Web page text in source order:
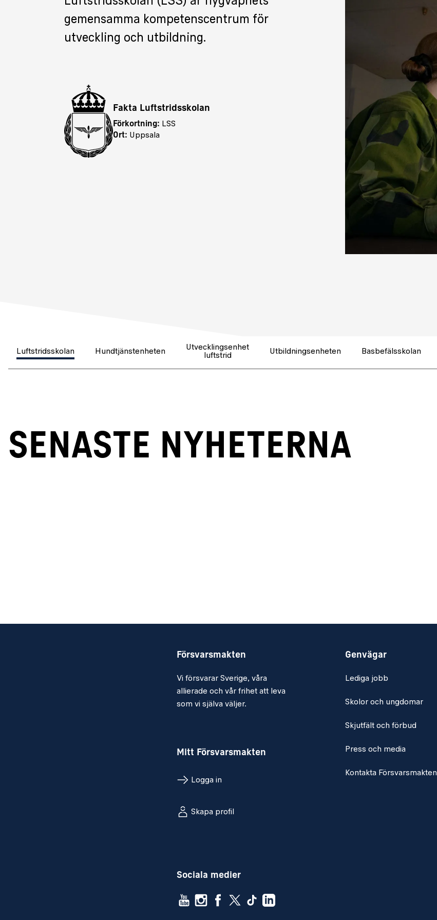
gemensamma kompetenscentrum för
utveckling och utbildning.
Fakta Luftstridsskolan
Förkortning: LSS
Ort: Uppsala
Luftstridsskolan Hundtjänstenheten
Utvecklingsenhet
luftstrid
Utbildningsenheten Basbefälsskolan
SENASTE NYHETERNA
Försvarsmakten
Vi försvarar Sverige, våra
allierade och vår frihet att leva
som vi själva väljer.
Mitt Försvarsmakten
Logga in
Skapa profil
Sociala medier
Genvägar
Lediga jobb
Skolor och ungdomar
Skjutfält och förbud
Press och media
Kontakta Försvarsmakten